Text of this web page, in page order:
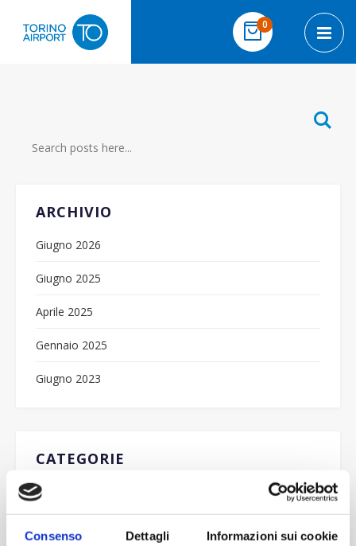
Consenso Dettagli Informazioni sui cookie
Cart
0elementi
ARCHIVIO
Giugno 2026
Giugno 2025
Aprile 2025
Gennaio 2025
Giugno 2023
CATEGORIE
Notifiche Push